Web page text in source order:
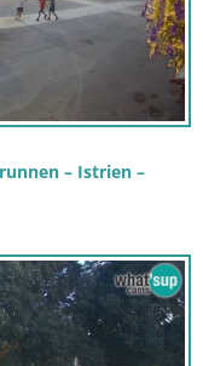
– Istrien –